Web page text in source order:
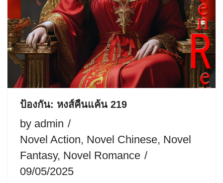
ป้องกัน: หงส์คืนแค้น 219
by admin
Novel Action, Novel Chinese, Novel
Fantasy, Novel Romance
09/05/2025